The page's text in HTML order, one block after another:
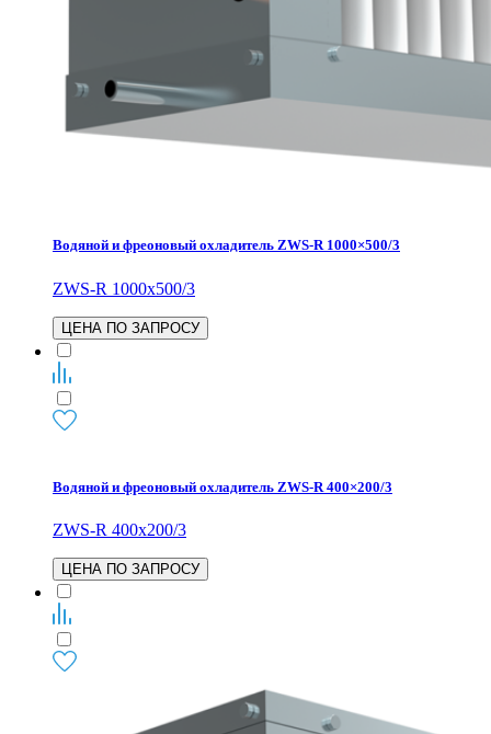
Водяной и фреоновый охладитель ZWS-R 1000×500/3
ZWS-R 1000x500/3
ЦЕНА ПО ЗАПРОСУ
Водяной и фреоновый охладитель ZWS-R 400×200/3
ZWS-R 400x200/3
ЦЕНА ПО ЗАПРОСУ